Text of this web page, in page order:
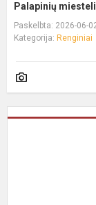
Palapinių
Paskelbta: 2026-06-
Kategorija: Renginiai